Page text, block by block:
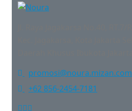
promosi@noura.mizan.com
+62 856-2454-7181